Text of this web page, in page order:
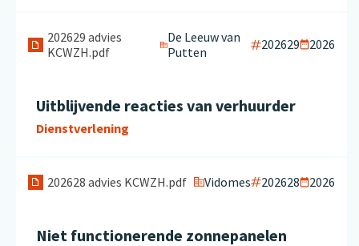
202629 advies
KCWZH.pdf
De Leeuw van
Putten
202629 2026
Uitblijvende reacties van verhuurder
Dienstverlening
202628 advies KCWZH.pdf Vidomes 202628 2026
Niet functionerende zonnepanelen